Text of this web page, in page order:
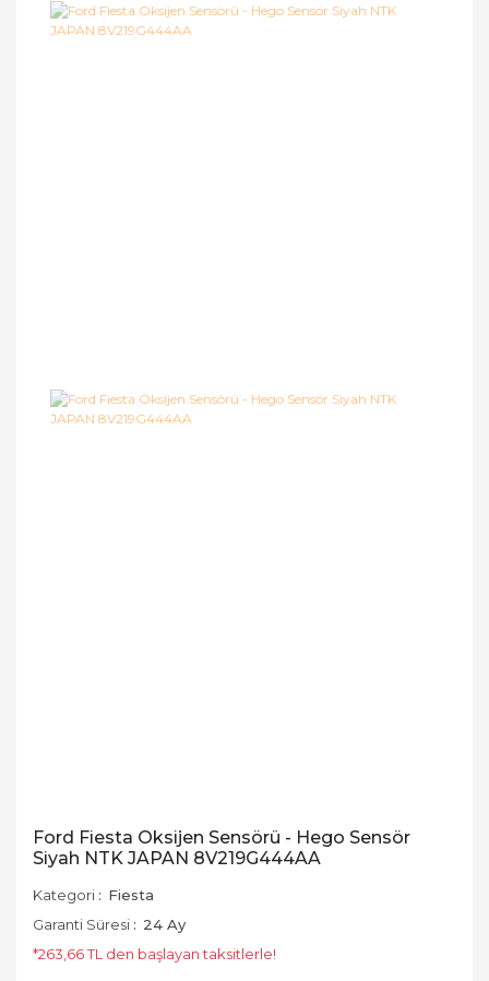
Ford Fiesta Oksijen Sensörü - Hego Sensör
Siyah NTK JAPAN 8V219G444AA
Kategori
Fiesta
Garanti Süresi
24 Ay
*263,66 TL den başlayan taksitlerle!